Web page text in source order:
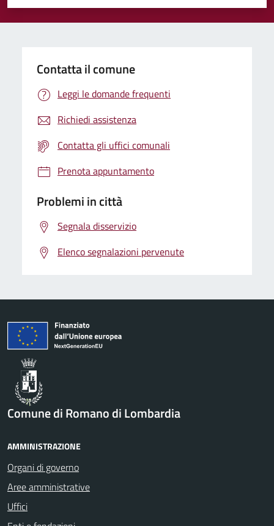
Valuta 5 stelle su 5
Valuta 4 stelle su 5
Valuta 3 stelle su 5
Valuta 2 stelle su 5
Valuta 1 stelle su 5
Contatta il comune
Leggi le domande frequenti
Richiedi assistenza
Contatta gli uffici comunali
Prenota appuntamento
Problemi in città
Segnala disservizio
Elenco segnalazioni pervenute
Comune di Romano di Lombardia
AMMINISTRAZIONE
Organi di governo
Aree amministrative
Uffici